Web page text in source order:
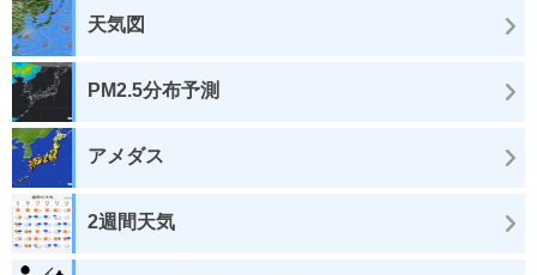
天気図
PM2.5分布予測
アメダス
2週間天気